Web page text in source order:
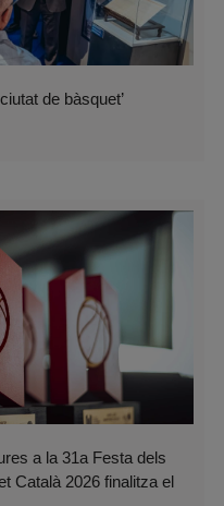
de bàsquet’
a la 31a Festa dels
Català 2026 finalitza el